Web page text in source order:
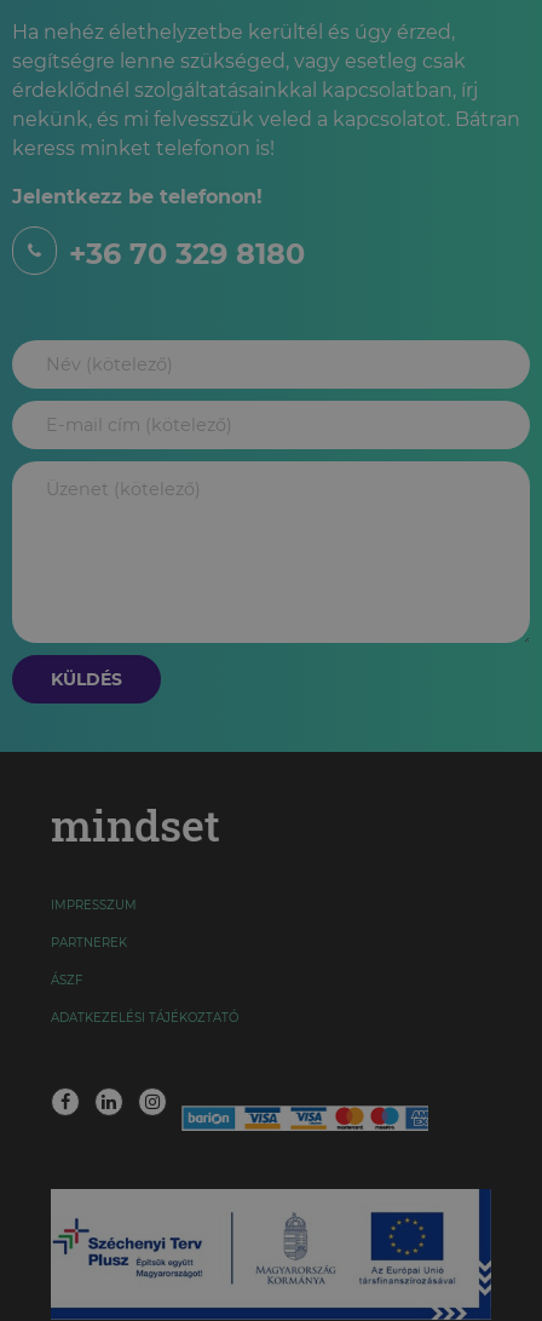
Ha nehéz élethelyzetbe kerültél és úgy érzed,
segítségre lenne szükséged, vagy esetleg csak
érdeklődnél szolgáltatásainkkal kapcsolatban, írj
nekünk, és mi felvesszük veled a kapcsolatot. Bátran
keress minket telefonon is!
Jelentkezz be telefonon!
+36 70 329 8180
KÜLDÉS
mindset
IMPRESSZUM
PARTNEREK
ÁSZF
ADATKEZELÉSI TÁJÉKOZTATÓ